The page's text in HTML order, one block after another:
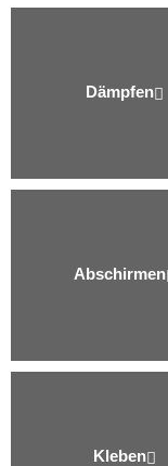
Dämpfen
Abschirmen
Kleben